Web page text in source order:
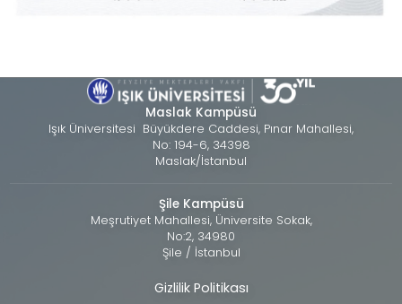
Maslak Kampüsü
Işık Üniversitesi Büyükdere Caddesi, Pınar Mahallesi,
No: 194-6, 34398
Maslak/İstanbul
Şile Kampüsü
Meşrutiyet Mahallesi, Üniversite Sokak,
No:2, 34980
Şile / İstanbul
Alt
Gizlilik Politikası